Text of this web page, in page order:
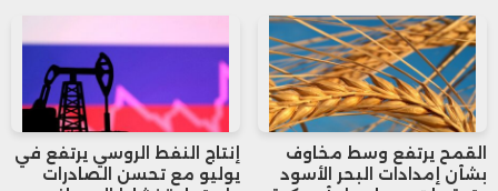
القمح يرتفع وسط مخاوف
بشأن إمدادات البحر الأسود
إنتاج النفط الروسي يرتفع في
يوليو مع تحسن الصادرات